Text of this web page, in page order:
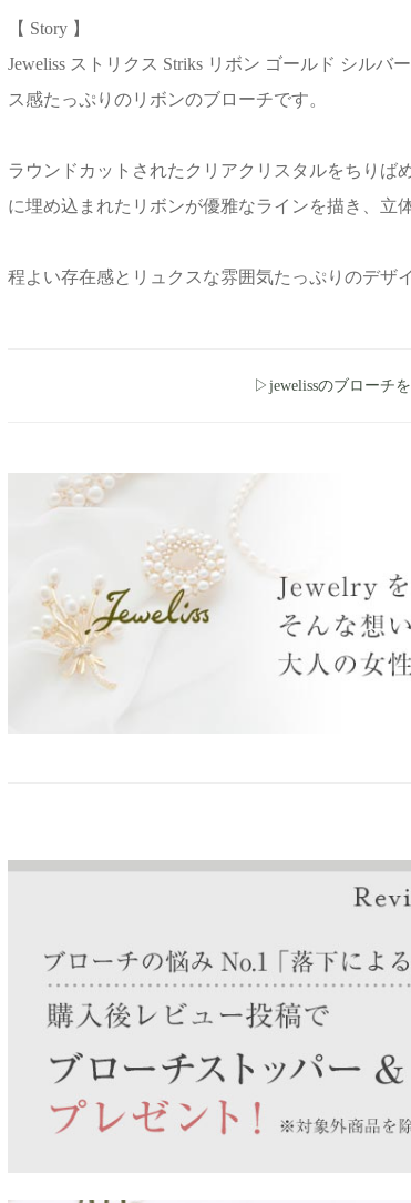
【 Story 】
Jeweliss ストリクス Striks リボン ゴールド シル
ス感たっぷりのリボンのブローチです。
ラウンドカットされたクリアクリスタルをちりば
に埋め込まれたリボンが優雅なラインを描き、立
程よい存在感とリュクスな雰囲気たっぷりのデザ
▷jewelissのブローチ